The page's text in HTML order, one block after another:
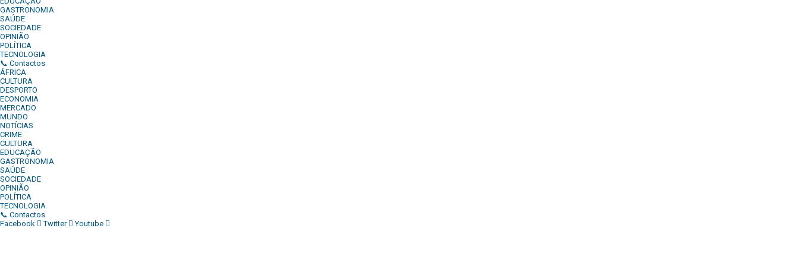
GASTRONOMIA
SAÚDE
SOCIEDADE
OPINIÃO
POLÍTICA
TECNOLOGIA
📞 Contactos
ÁFRICA
CULTURA
DESPORTO
ECONOMIA
MERCADO
MUNDO
NOTÍCIAS
CRIME
CULTURA
EDUCAÇÃO
GASTRONOMIA
SAÚDE
SOCIEDADE
OPINIÃO
POLÍTICA
TECNOLOGIA
📞 Contactos
Facebook
Twitter Youtube